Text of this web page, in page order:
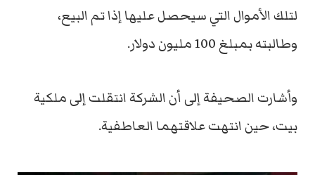
لتلك الأموال التي سيحصل عليها إذا تم البيع،
وطالبته بمبلغ 100 مليون دولار.
وأشارت الصحيفة إلى أن الشركة انتقلت إلى ملكية
بيت، حين انتهت علاقتهما العاطفية.